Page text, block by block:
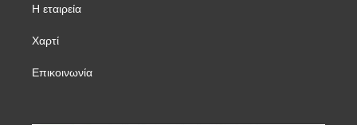
Η εταιρεία
Χαρτί
Επικοινωνία